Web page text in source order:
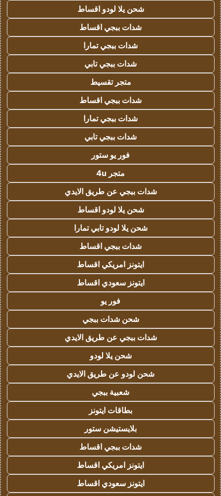
شحن يلا لودو اقساط
شدات ببجي اقساط
شدات ببجي تمارا
شدات ببجي تابي
متجر تقسيط
شدات ببجي اقساط
شدات ببجي تمارا
شدات ببجي تابي
فور يو ستور
متجر 4u
شدات ببجي عن طريق الايدي
شحن يلا لودو اقساط
شحن يلا لودو تابي تمارا
شدات ببجي اقساط
ايتونز امريكي اقساط
ايتونز سعودي اقساط
فور يو
شحن شدات ببجي
شدات ببجي عن طريق الايدي
شحن يلا لودو
شحن لودو عن طريق الايدي
شعبية ببجي
بطاقات ايتونز
بلايستيشن ستور
شدات ببجي اقساط
ايتونز امريكي اقساط
ايتونز سعودي اقساط